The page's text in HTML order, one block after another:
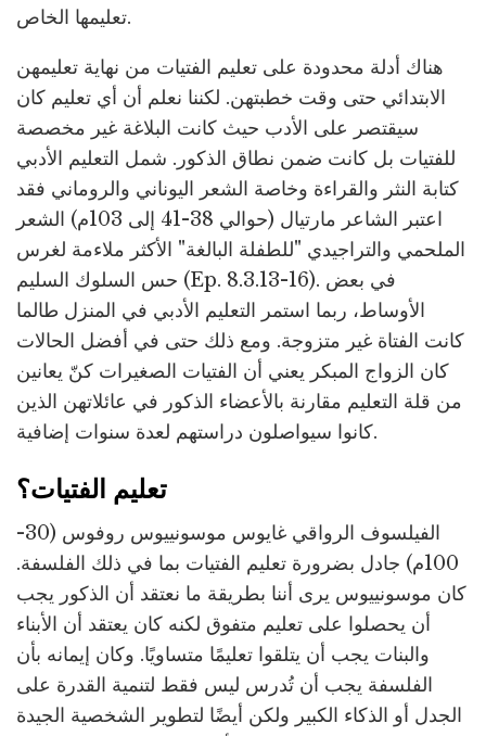
تعليمها الخاص.
هناك أدلة محدودة على تعليم الفتيات من نهاية تعليمهن
الابتدائي حتى وقت خطبتهن. لكننا نعلم أن أي تعليم كان
سيقتصر على الأدب حيث كانت البلاغة غير مخصصة
للفتيات بل كانت ضمن نطاق الذكور. شمل التعليم الأدبي
كتابة النثر والقراءة وخاصة الشعر اليوناني والروماني فقد
اعتبر الشاعر مارتيال (حوالي 38-41 إلى 103م) الشعر
الملحمي والتراجيدي "للطفلة البالغة" الأكثر ملاءمة لغرس
حس السلوك السليم (Ep. 8.3.13-16). في بعض
الأوساط، ربما استمر التعليم الأدبي في المنزل طالما
كانت الفتاة غير متزوجة. ومع ذلك حتى في أفضل الحالات
كان الزواج المبكر يعني أن الفتيات الصغيرات كنّ يعانين
من قلة التعليم مقارنة بالأعضاء الذكور في عائلاتهن الذين
كانوا سيواصلون دراستهم لعدة سنوات إضافية.
تعليم الفتيات؟
الفيلسوف الرواقي غايوس موسونييوس روفوس (30-
100م) جادل بضرورة تعليم الفتيات بما في ذلك الفلسفة.
كان موسونييوس يرى أننا بطريقة ما نعتقد أن الذكور يجب
أن يحصلوا على تعليم متفوق لكنه كان يعتقد أن الأبناء
والبنات يجب أن يتلقوا تعليمًا متساويًا. وكان إيمانه بأن
الفلسفة يجب أن تُدرس ليس فقط لتنمية القدرة على
الجدل أو الذكاء الكبير ولكن أيضًا لتطوير الشخصية الجيدة